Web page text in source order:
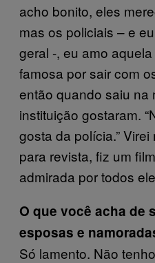
acho bonito, eles
mas os policiais – e
geral -, eu amo
famosa por sair com
então quando saiu na
instituição gostaram.
gosta da polícia.”
para revista, fiz um
admirada por todos
O que você acha de
esposas e
Só lamento. Não